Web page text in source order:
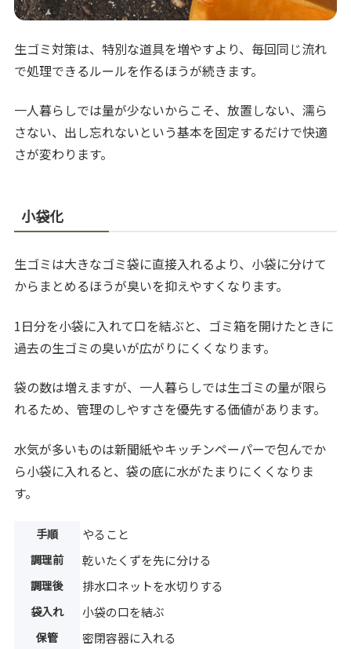
生ゴミ対策は、特別な道具を増やすより、毎回同じ流れ
で処理できるルールを作るほうが続きます。
一人暮らしでは量が少ないからこそ、放置しない、濡ら
さない、出し忘れないという基本を固定するだけで快適
さが変わります。
小袋化
生ゴミは大きなゴミ袋に直接入れるより、小袋に分けて
からまとめるほうが臭いを抑えやすくなります。
1日分を小袋に入れて口を結ぶと、ゴミ箱を開けたときに
過去の生ゴミの臭いが広がりにくくなります。
袋の数は増えますが、一人暮らしでは生ゴミの量が限ら
れるため、管理のしやすさを優先する価値があります。
水気が多いものは新聞紙やキッチンペーパーで包んでか
ら小袋に入れると、袋の底に水がたまりにくくなりま
す。
手順 やること
調理前 乾いたくずを先に分ける
調理後 排水口ネットを水切りする
袋入れ 小袋の口を結ぶ
保管 密閉容器に入れる